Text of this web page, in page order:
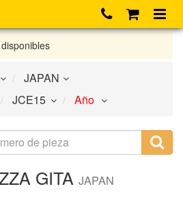
GITA JAPAN